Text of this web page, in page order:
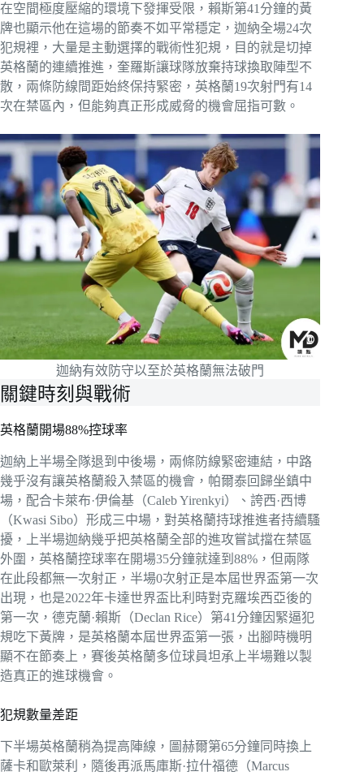
在空間極度壓縮的環境下發揮受限，賴斯第41分鐘的黃
牌也顯示他在這場的節奏不如平常穩定，迦納全場24次
犯規裡，大量是主動選擇的戰術性犯規，目的就是切掉
英格蘭的連續推進，奎羅斯讓球隊放棄持球換取陣型不
散，兩條防線間距始終保持緊密，英格蘭19次射門有14
次在禁區內，但能夠真正形成威脅的機會屈指可數。
迦納有效防守以至於英格蘭無法破門
關鍵時刻與戰術
英格蘭開場88%控球率
迦納上半場全隊退到中後場，兩條防線緊密連結，中路
幾乎沒有讓英格蘭殺入禁區的機會，帕爾泰回歸坐鎮中
場，配合卡萊布·伊倫基（Caleb Yirenkyi）、誇西·西博
（Kwasi Sibo）形成三中場，對英格蘭持球推進者持續騷
擾，上半場迦納幾乎把英格蘭全部的進攻嘗試擋在禁區
外圍，英格蘭控球率在開場35分鐘就達到88%，但兩隊
在此段都無一次射正，半場0次射正是本屆世界盃第一次
出現，也是2022年卡達世界盃比利時對克羅埃西亞後的
第一次，德克蘭·賴斯（Declan Rice）第41分鐘因緊逼犯
規吃下黃牌，是英格蘭本屆世界盃第一張，出腳時機明
顯不在節奏上，賽後英格蘭多位球員坦承上半場難以製
造真正的進球機會。
犯規數量差距
下半場英格蘭稍為提高陣線，圖赫爾第65分鐘同時換上
薩卡和歐萊利，隨後再派馬庫斯·拉什福德（Marcus